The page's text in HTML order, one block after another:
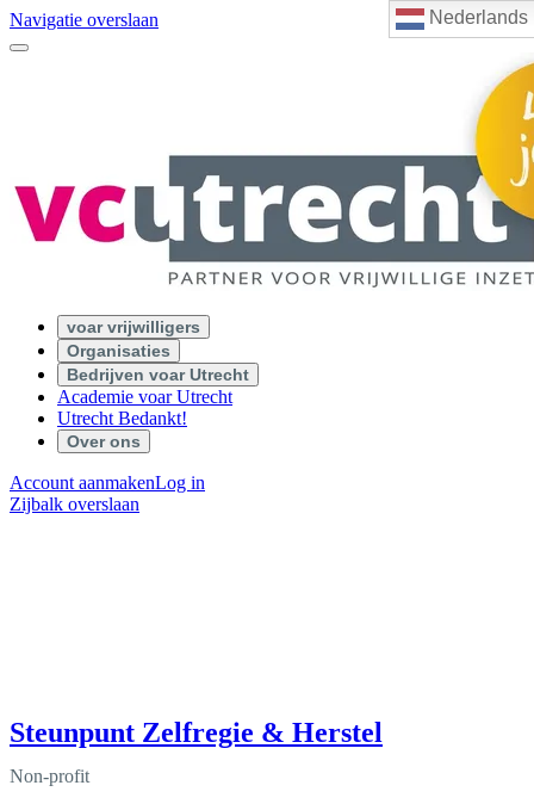
Nederlands
Navigatie overslaan
voar vrijwilligers
Organisaties
Bedrijven voar Utrecht
Academie voar Utrecht
Utrecht Bedankt!
Over ons
Account aanmakenLog in
Zijbalk overslaan
Steunpunt Zelfregie & Herstel
Non-profit